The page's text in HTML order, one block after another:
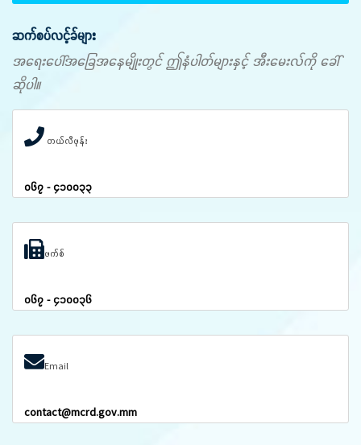
ဆက်စပ်လင့်ခ်များ
အရေးပေါ်အခြေအနေမျိုးတွင် ဤနံပါတ်များနှင့် အီးမေးလ်ကို ခေါ်
ဆိုပါ။
တယ်လီဖုန်း
၀၆၇ - ၄၁၀၀၃၃
ဖက်စ်
၀၆၇ - ၄၁၀၀၃၆
Email
contact@mcrd.gov.mm